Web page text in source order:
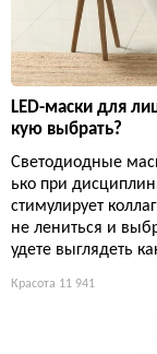
LED-маски для
кую выбрать?
Светодиодные
ько при
стимулирует
не лениться и
удете выглядеть
Красота 11 941